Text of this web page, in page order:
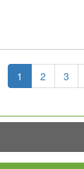
1 2 3